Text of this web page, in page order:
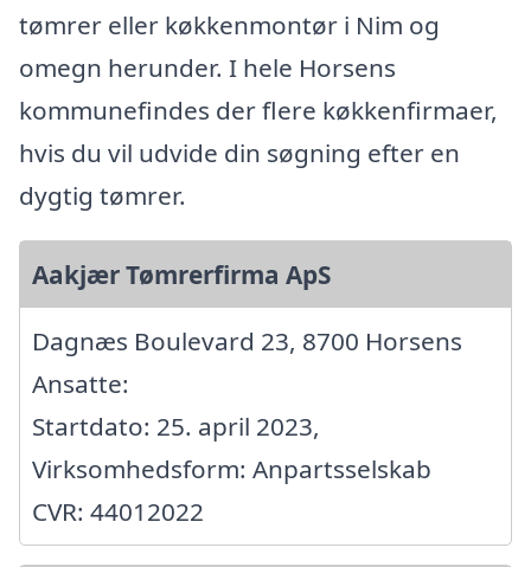
tømrer eller køkkenmontør i Nim og
omegn herunder. I hele Horsens
kommunefindes der flere køkkenfirmaer,
hvis du vil udvide din søgning efter en
dygtig tømrer.
Aakjær Tømrerfirma ApS
Dagnæs Boulevard 23, 8700 Horsens
Ansatte:
Startdato: 25. april 2023,
Virksomhedsform: Anpartsselskab
CVR: 44012022